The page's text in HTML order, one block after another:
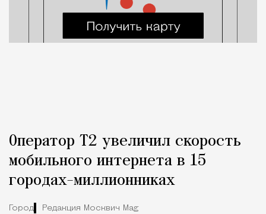
Оператор Т2 увеличил скорость
мобильного интернета в 15
городах-миллионниках
Город Редакция Москвич Mag